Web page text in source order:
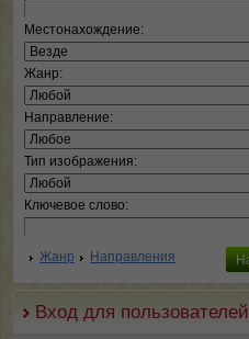
Местонахождение:
Жанр:
Направление:
Тип изображения:
Ключевое слово:
Жанр Направления
Вход для пользователей